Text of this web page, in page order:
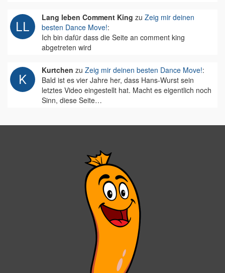
Lang leben Comment King zu Zeig mir deinen
besten Dance Move!:
Ich bin dafür dass die Seite an comment king
abgetreten wird
Kurtchen zu Zeig mir deinen besten Dance Move!:
Bald ist es vier Jahre her, dass Hans-Wurst sein
letztes Video eingestellt hat. Macht es eigentlich noch
Sinn, diese Seite…